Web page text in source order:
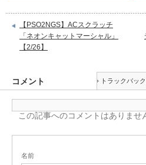
【PSO2NGS】ACスクラッチ
「ネオンキャットマーシャル」
【2/26】
コメント トラックバッ
この記事へのコメントはありませ
名前